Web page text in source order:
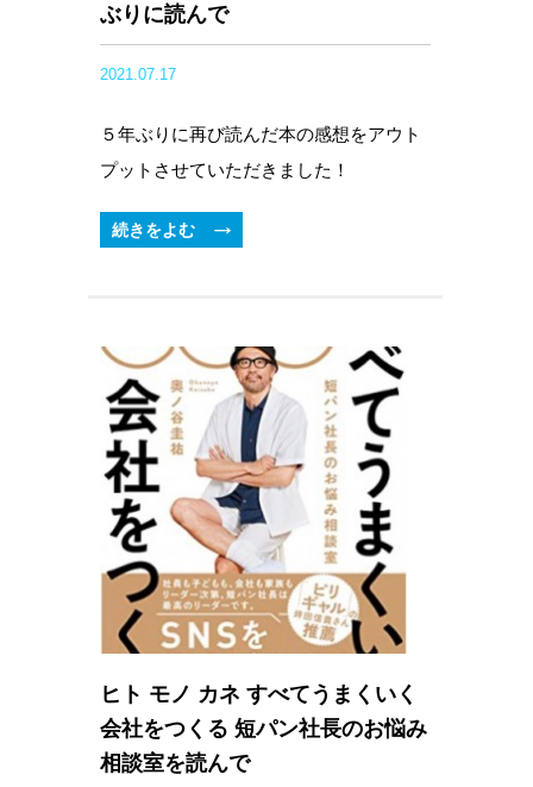
ぶりに読んで
2021.07.17
５年ぶりに再び読んだ本の感想をアウト
プットさせていただきました！
続きをよむ
ヒト モノ カネ すべてうまくいく
会社をつくる 短パン社長のお悩み
相談室を読んで